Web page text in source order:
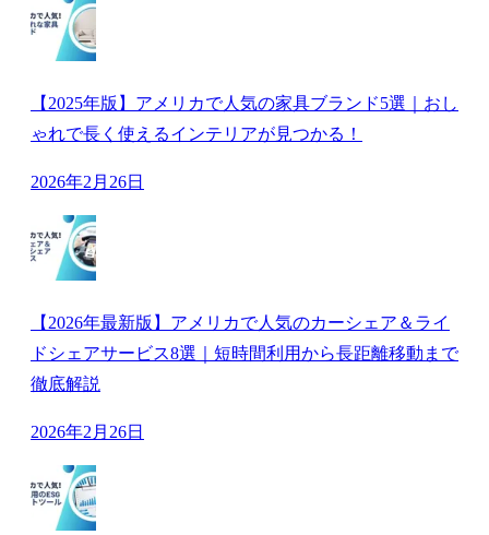
【2025年版】アメリカで人気の家具ブランド5選｜おし
ゃれで長く使えるインテリアが見つかる！
2026年2月26日
【2026年最新版】アメリカで人気のカーシェア＆ライ
ドシェアサービス8選｜短時間利用から長距離移動まで
徹底解説
2026年2月26日